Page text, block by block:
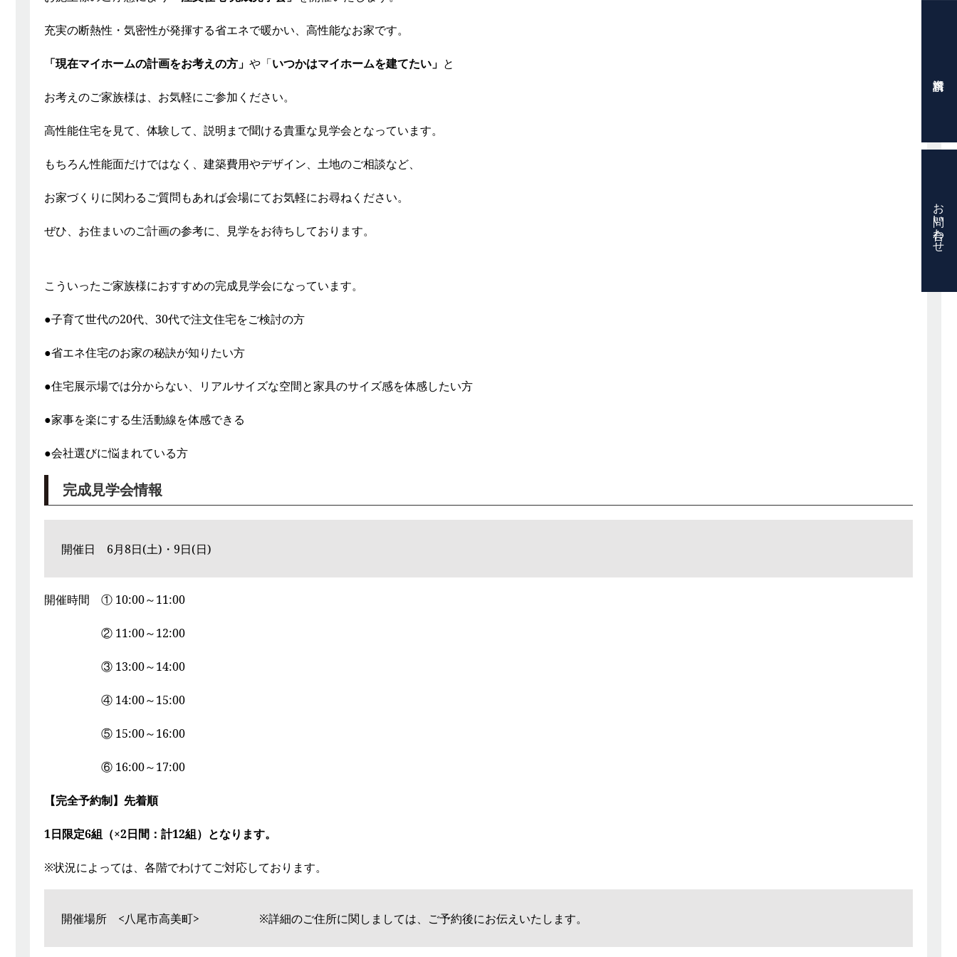
お問い合わせ
充実の断熱性・気密性が発揮する省エネで暖かい、高性能なお家です。
「現在マイホームの計画をお考えの方」 や「いつかはマイホームを建てたい」 と
お考えのご家族様は、お気軽にご参加ください。
高性能住宅を見て、体験して、説明まで聞ける貴重な見学会となっています。
もちろん性能面だけではなく、建築費用やデザイン、土地のご相談など、
お家づくりに関わるご質問もあれば会場にてお気軽にお尋ねください。
ぜひ、お住まいのご計画の参考に、見学をお待ちしております。
こういったご家族様におすすめの完成見学会になっています。
●子育て世代の20代、30代で注文住宅をご検討の方
●省エネ住宅のお家の秘訣が知りたい方
●住宅展示場では分からない、リアルサイズな空間と家具のサイズ感を体感したい方
●家事を楽にする生活動線を体感できる
●会社選びに悩まれている方
完成見学会情報
開催日 6月8日(土)・9日(日)
開催時間 ① 10:00～11:00
② 11:00～12:00
③ 13:00～14:00
④ 14:00～15:00
⑤ 15:00～16:00
⑥ 16:00～17:00
【完全予約制】 先着順
1日限定6組（×2日間：計12組）となります。
※状況によっては、各階でわけてご対応しております。
開催場所 <八尾市高美町> ※詳細のご住所に関しましては、ご予約後にお伝えいたします。